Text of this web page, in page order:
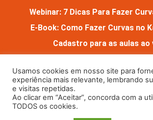
Webinar: 7 Dicas Para Fazer
E-Book: Como Fazer Curvas no
Cadastro para as aulas ao
Usamos cookies em nosso site para
experiência mais relevante, lembrando
e visitas repetidas.
Ao clicar em “Aceitar”, concorda com a
TODOS os cookies.